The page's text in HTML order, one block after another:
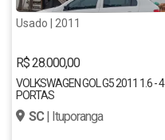
Usado | 2011
R$ 28.000,00
VOLKSWAGEN GOL G5 2011 1.6 - 4
PORTAS
SC| Ituporanga